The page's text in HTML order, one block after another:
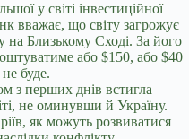
у світі інвестиційної
вважає, що світу загрожує
на Близькому Сході. За його
або $150, або $40
буде.
з перших днів встигла
не оминувши й Україну.
як можуть розвиватися